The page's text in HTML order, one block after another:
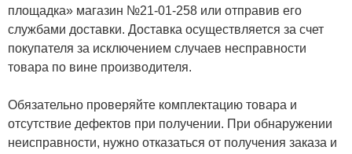
площадка» магазин №21-01-258 или отправив его
службами доставки. Доставка осуществляется за счет
покупателя за исключением случаев несправности
товара по вине производителя.
Обязательно проверяйте комплектацию товара и
отсутствие дефектов при получении. При обнаружении
неисправности, нужно отказаться от получения заказа и